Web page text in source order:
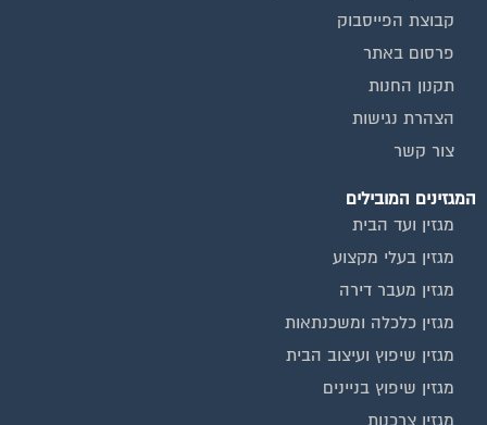
קבוצת הפייסבוק
פרסום באתר
תקנון החנות
הצהרת נגישות
צור קשר
המגזינים המובילים
מגזין ועד הבית
מגזין בעלי מקצוע
מגזין מעבר דירה
מגזין כלכלה ומשכנתאות
מגזין שיפוץ ועיצוב הבית
מגזין שיפוץ בניינים